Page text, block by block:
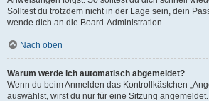
Solltest du trotzdem nicht in der Lage sein, dein
wende dich an die Board-Administration.
Nach oben
Warum werde ich automatisch abgemeldet?
Wenn du beim Anmelden das Kontrollkästchen
auswählst, wirst du nur für eine Sitzung